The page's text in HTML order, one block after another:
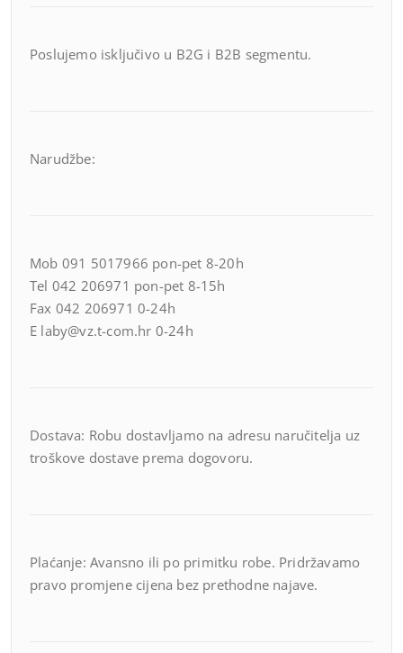
Poslujemo isključivo u B2G i B2B segmentu.
Narudžbe:
Mob 091 5017966 pon-pet 8-20h
Tel 042 206971 pon-pet 8-15h
Fax 042 206971 0-24h
E laby@vz.t-com.hr 0-24h
Dostava: Robu dostavljamo na adresu naručitelja uz
troškove dostave prema dogovoru.
Plaćanje: Avansno ili po primitku robe. Pridržavamo
pravo promjene cijena bez prethodne najave.